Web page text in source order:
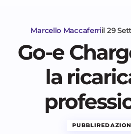
Marcello Maccaferriil 29
Go-e
la